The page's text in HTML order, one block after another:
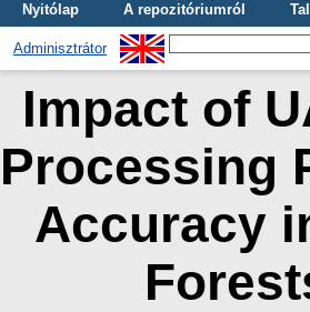
Nyitólap A repozitóriumról
Adminisztrátor
Impact of
Processing
Accuracy